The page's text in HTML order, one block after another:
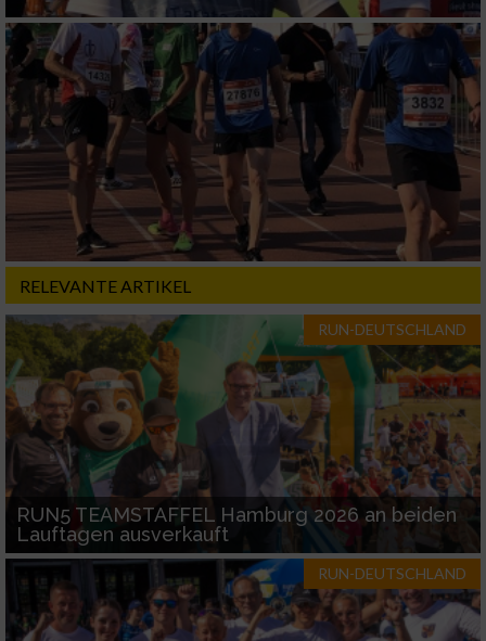
RELEVANTE ARTIKEL
RUN-DEUTSCHLAND
RUN5 TEAMSTAFFEL Hamburg 2026 an beiden
Lauftagen ausverkauft
RUN-DEUTSCHLAND